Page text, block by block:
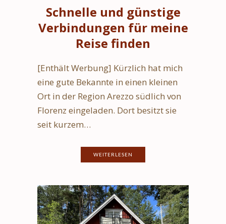
Schnelle und günstige
Verbindungen für meine
Reise finden
[Enthält Werbung] Kürzlich hat mich
eine gute Bekannte in einen kleinen
Ort in der Region Arezzo südlich von
Florenz eingeladen. Dort besitzt sie
seit kurzem…
WEITERLESEN